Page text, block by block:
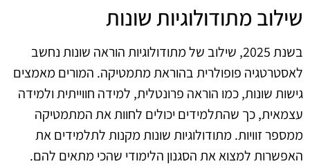
שילוב מתודולוגיות שונות
בשנת 2025, שילוב של מתודולוגיות הוראה שונות נחשב
לאסטרטגיה פופולרית בהוראת מתמטיקה. המורים מאמצים
גישות שונות, כמו הוראה פרונטלית, למידה חווייתית ולמידה
עצמאית, כך שהתלמידים יכולים לחוות את המתמטיקה
ממספר זוויות. מתודולוגיות שונות מקנות לתלמידים את
האפשרות למצוא את הסגנון הלימודי שהכי מתאים להם.